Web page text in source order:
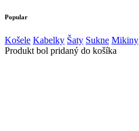
Popular
Košele Kabelky Šaty Sukne Mikiny
Produkt bol pridaný do košíka